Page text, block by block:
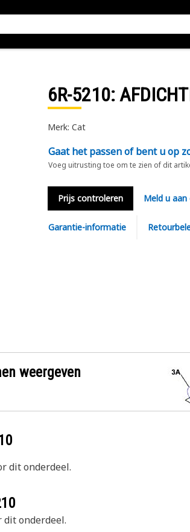
6R-5210:
Merk: Cat
Gaat het passen of bent u op
Voeg uitrusting toe om te zien of dit
Prijs controleren Meld u
Garantie-informatie
weergeven
dit onderdeel.
dit onderdeel.